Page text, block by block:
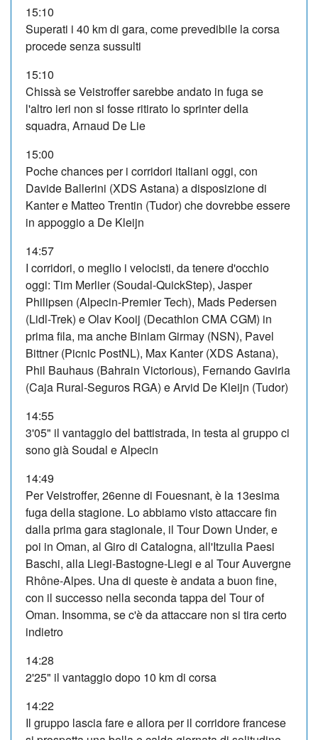
15:10
Superati i 40 km di gara, come prevedibile la corsa
procede senza sussulti
15:10
Chissà se Veistroffer sarebbe andato in fuga se
l'altro ieri non si fosse ritirato lo sprinter della
squadra, Arnaud De Lie
15:00
Poche chances per i corridori italiani oggi, con
Davide Ballerini (XDS Astana) a disposizione di
Kanter e Matteo Trentin (Tudor) che dovrebbe essere
in appoggio a De Kleijn
14:57
I corridori, o meglio i velocisti, da tenere d'occhio
oggi: Tim Merlier (Soudal-QuickStep), Jasper
Philipsen (Alpecin-Premier Tech), Mads Pedersen
(Lidl-Trek) e Olav Kooij (Decathlon CMA CGM) in
prima fila, ma anche Biniam Girmay (NSN), Pavel
Bittner (Picnic PostNL), Max Kanter (XDS Astana),
Phil Bauhaus (Bahrain Victorious), Fernando Gaviria
(Caja Rural-Seguros RGA) e Arvid De Kleijn (Tudor)
14:55
3'05" il vantaggio del battistrada, in testa al gruppo ci
sono già Soudal e Alpecin
14:49
Per Veistroffer, 26enne di Fouesnant, è la 13esima
fuga della stagione. Lo abbiamo visto attaccare fin
dalla prima gara stagionale, il Tour Down Under, e
poi in Oman, al Giro di Catalogna, all'Itzulia Paesi
Baschi, alla Liegi-Bastogne-Liegi e al Tour Auvergne
Rhône-Alpes. Una di queste è andata a buon fine,
con il successo nella seconda tappa del Tour of
Oman. Insomma, se c'è da attaccare non si tira certo
indietro
14:28
2'25" il vantaggio dopo 10 km di corsa
14:22
Il gruppo lascia fare e allora per il corridore francese